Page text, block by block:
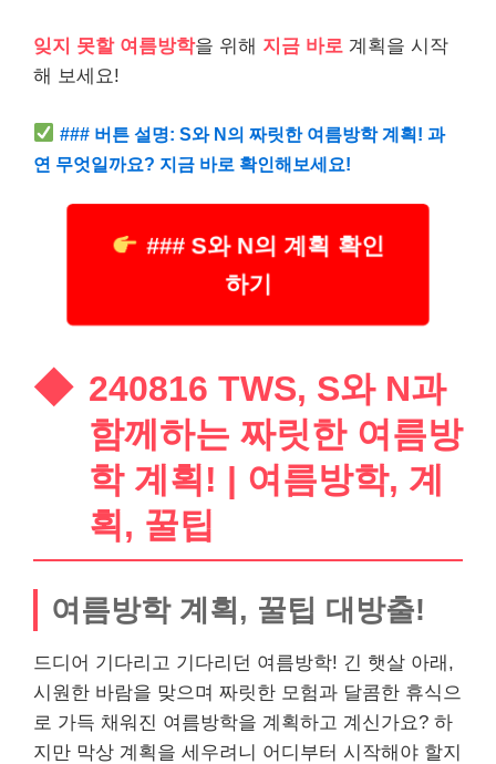
잊지 못할 여름방학을 위해 지금 바로 계획을 시작
해 보세요!
### 버튼 설명: S와 N의 짜릿한 여름방학 계획! 과
연 무엇일까요? 지금 바로 확인해보세요!
### S와 N의 계획 확인
하기
240816 TWS, S와 N과
함께하는 짜릿한 여름방
학 계획! | 여름방학, 계
획, 꿀팁
여름방학 계획, 꿀팁 대방출!
드디어 기다리고 기다리던 여름방학! 긴 햇살 아래,
시원한 바람을 맞으며 짜릿한 모험과 달콤한 휴식으
로 가득 채워진 여름방학을 계획하고 계신가요? 하
지만 막상 계획을 세우려니 어디부터 시작해야 할지